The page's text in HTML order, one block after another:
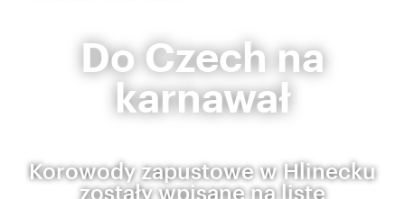
Do Czech na
karnawał
Korowody zapustowe w Hlinecku
zostały wpisane na listę